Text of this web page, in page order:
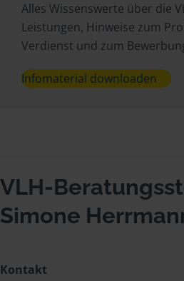
Alles Wissenswerte über die
Leistungen, Hinweise zum
Verdienst und zum
Infomaterial downloaden
VLH-
Simone
Kontakt